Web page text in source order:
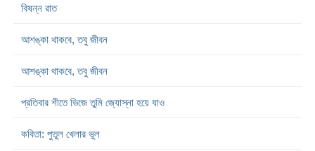
বিষন্ন রাত
আশঙ্কা থাকবে, তবু জীবন
আশঙ্কা থাকবে, তবু জীবন
প্রতিবার শীতে ভিজে তুমি জ্যোস্না হয়ে যাও
কবিতা: পুতুল খেলার ভুল